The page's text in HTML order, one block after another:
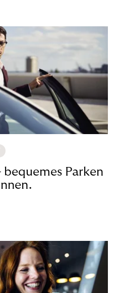
bequemes Parken